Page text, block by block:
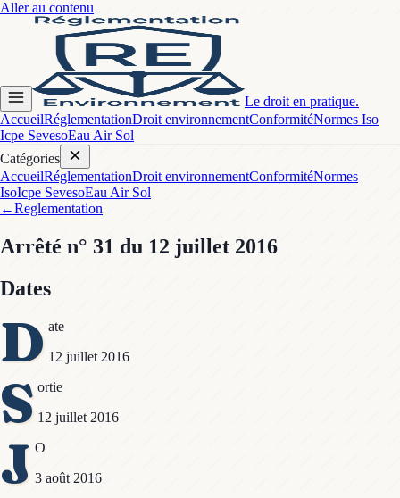
Aller au contenu
Le droit en pratique.
AccueilRéglementationDroit environnementConformitéNormes Iso
Icpe SevesoEau Air Sol
Catégories
AccueilRéglementationDroit environnementConformitéNormes
IsoIcpe SevesoEau Air Sol
←Reglementation
Arrêté n° 31 du 12 juillet 2016
Dates
D ate
12 juillet 2016
S ortie
12 juillet 2016
J O
3 août 2016